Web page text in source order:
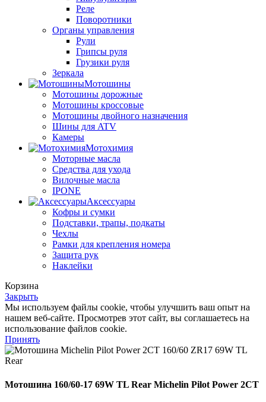
Реле
Поворотники
Органы управления
Рули
Грипсы руля
Грузики руля
Зеркала
Мотошины
Мотошины дорожные
Мотошины кроссовые
Мотошины двойного назначения
Шины для ATV
Камеры
Мотохимия
Моторные масла
Средства для ухода
Вилочные масла
IPONE
Аксессуары
Кофры и сумки
Подставки, трапы, подкаты
Чехлы
Рамки для крепления номера
Защита рук
Наклейки
Корзина
Закрыть
Мы используем файлы cookie, чтобы улучшить ваш опыт на
нашем веб-сайте. Просмотрев этот сайт, вы соглашаетесь на
использование файлов cookie.
Принять
Мотошина 160/60-17 69W TL Rear Michelin Pilot Power 2CT